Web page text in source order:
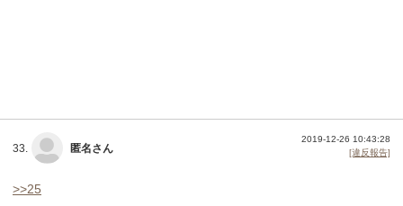
33. 匿名さん
2019-12-26 10:43:28
[違反報告]
>>25